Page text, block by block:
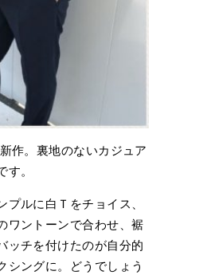
作。裏地のないカジュア
。
ルに白Ｔをチョイス、
ワントーンで合わせ、裾
ッチを付けたのが自分的
シングに。どうでしょう